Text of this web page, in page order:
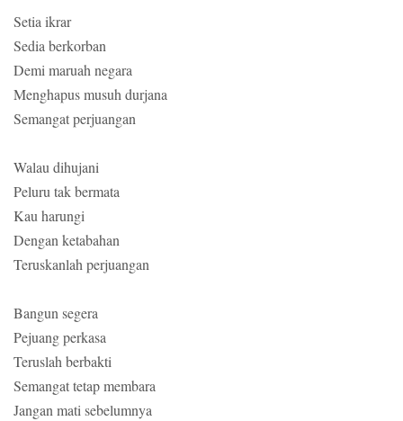
Setia ikrar
Sedia berkorban
Demi maruah negara
Menghapus musuh durjana
Semangat perjuangan
Walau dihujani
Peluru tak bermata
Kau harungi
Dengan ketabahan
Teruskanlah perjuangan
Bangun segera
Pejuang perkasa
Teruslah berbakti
Semangat tetap membara
Jangan mati sebelumnya